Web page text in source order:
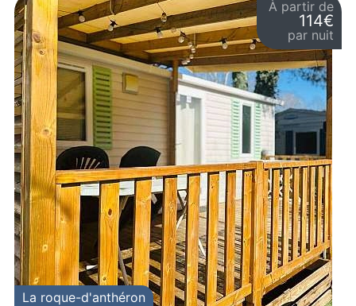
À partir de
114€
par nuit
La roque-d'anthéron